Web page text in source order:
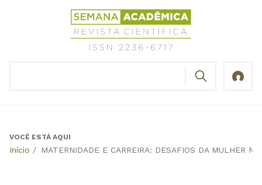
Revista
Científica
Semana
Back
VOCÊ ESTÁ AQUI
Início / MATERNIDADE E CARREIRA: DESAFIOS DA MULHER